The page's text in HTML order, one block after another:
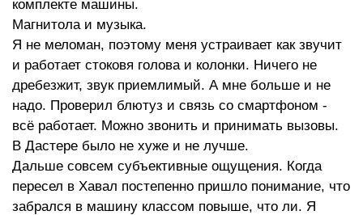
комплекте машины.
Магнитола и музыка.
Я не меломан, поэтому меня устраивает как звучит
и работает стоковя голова и колонки. Ничего не
дребезжит, звук приемлимый. А мне больше и не
надо. Проверил блютуз и связь со смартфоном -
всё работает. Можно звонить и принимать вызовы.
В Дастере было не хуже и не лучше.
Дальше совсем субъективные ощущения. Когда
пересел в Хавал постепенно пришло понимание, что
забрался в машину классом повыше, что ли. Я